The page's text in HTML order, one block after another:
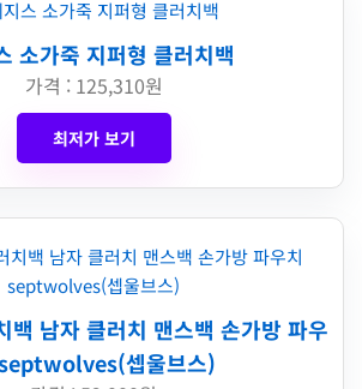
소가죽 지퍼형 클러치백
가격 : 125,310원
최저가 보기
백 남자 클러치 맨스백 손가방 파우
셉울브스)